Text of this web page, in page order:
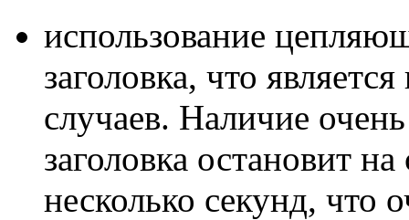
использование
заголовка, что
случаев. Наличие
заголовка остановит
несколько секунд, что